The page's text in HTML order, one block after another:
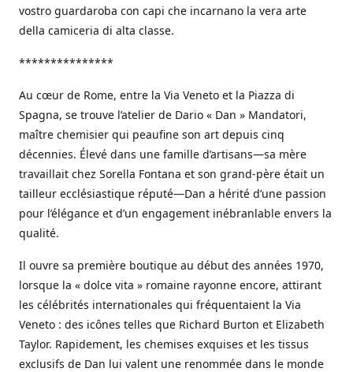
vostro guardaroba con capi che incarnano la vera arte
della camiceria di alta classe.
***************
Au cœur de Rome, entre la Via Veneto et la Piazza di
Spagna, se trouve l’atelier de Dario « Dan » Mandatori,
maître chemisier qui peaufine son art depuis cinq
décennies. Élevé dans une famille d’artisans—sa mère
travaillait chez Sorella Fontana et son grand-père était un
tailleur ecclésiastique réputé—Dan a hérité d’une passion
pour l’élégance et d’un engagement inébranlable envers la
qualité.
Il ouvre sa première boutique au début des années 1970,
lorsque la « dolce vita » romaine rayonne encore, attirant
les célébrités internationales qui fréquentaient la Via
Veneto : des icônes telles que Richard Burton et Elizabeth
Taylor. Rapidement, les chemises exquises et les tissus
exclusifs de Dan lui valent une renommée dans le monde